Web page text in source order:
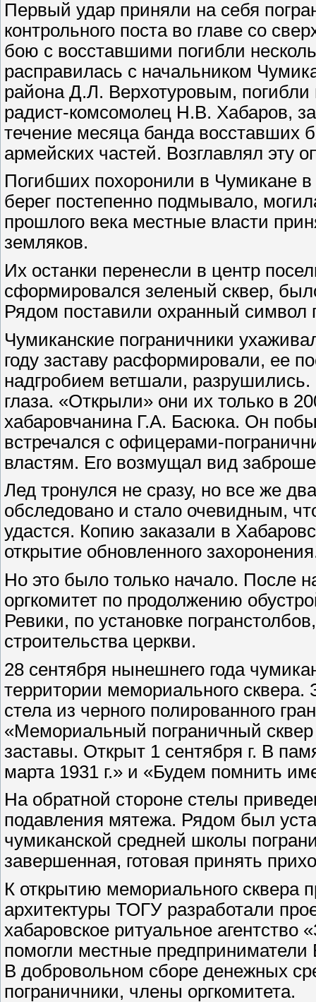
Первый удар приняли на себя
контрольного поста во главе со
бою с восставшими погибли
расправилась с начальником
района Д.Л. Верхотуровым, погибли
радист-комсомолец Н.В. Хабаров,
течение месяца банда
армейских частей. Возглавлял эту
Погибших похоронили в Чумикане
берег постепенно подмывало,
прошлого века местные власти
земляков.
Их останки перенесли в центр
сформировался зеленый сквер,
Рядом поставили охранный символ
Чумиканские пограничники
году заставу расформировали, ее
надгробием ветшали,
глаза. «Открыли» они их только в
хабаровчанина Г.А. Басюка. Он
встречался с офицерами-
властям. Его возмущал вид
Лед тронулся не сразу, но все же
обследовано и стало очевидным,
удастся. Копию заказали в
открытие обновленного
Но это было только начало. После
оргкомитет по продолжению
Ревики, по установке
строительства церкви.
28 сентября нынешнего года
территории мемориального
стела из черного полированного
«Мемориальный пограничный
заставы. Открыт 1 сентября г. В
марта 1931 г.» и «Будем помнить
На обратной стороне стелы
подавления мятежа. Рядом был
чумиканской средней школы
завершенная, готовая принять
К открытию мемориального сквера
архитектуры ТОГУ разработали
хабаровское ритуальное
помогли местные
В добровольном сборе денежных
пограничники, члены оргкомитета.